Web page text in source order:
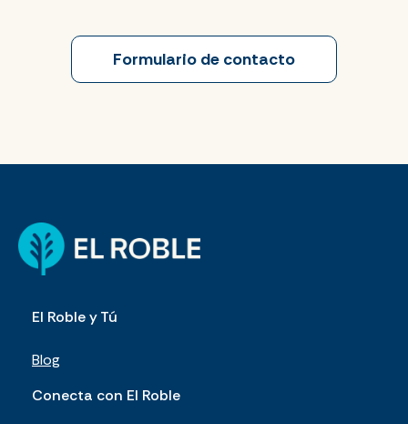
Formulario de contacto
El Roble y Tú
Blog
Conecta con El Roble